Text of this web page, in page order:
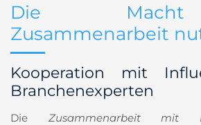
Die
Zusammenarbeit
Kooperation mit
Branchenexperten
Die Zusammenarbeit mit